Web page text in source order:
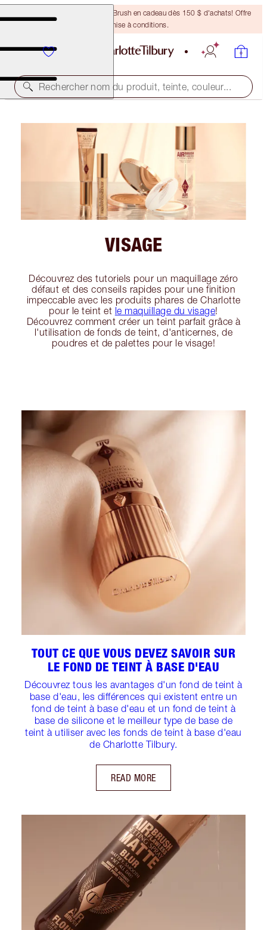
Recevez un pinceau Bronzing Brush en cadeau dès 150 $ d'achats! Offre
soumise à conditions.
Rechercher nom du produit, teinte, couleur...
VISAGE
Découvrez des tutoriels pour un maquillage zéro
défaut et des conseils rapides pour une finition
impeccable avec les produits phares de Charlotte
pour le teint et le maquillage du visage!
Découvrez comment créer un teint parfait grâce à
l'utilisation de fonds de teint, d'anticernes, de
poudres et de palettes pour le visage!
TOUT CE QUE VOUS DEVEZ SAVOIR SUR
LE FOND DE TEINT À BASE D'EAU
Découvrez tous les avantages d'un fond de teint à
base d'eau, les différences qui existent entre un
fond de teint à base d'eau et un fond de teint à
base de silicone et le meilleur type de base de
teint à utiliser avec les fonds de teint à base d'eau
de Charlotte Tilbury.
READ MORE